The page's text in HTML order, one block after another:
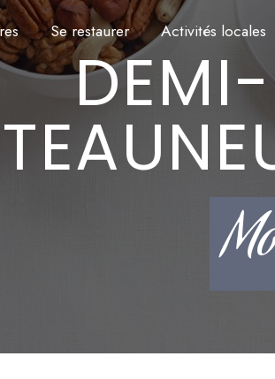
Se restaurer Activités locales
DEMI-PENSION